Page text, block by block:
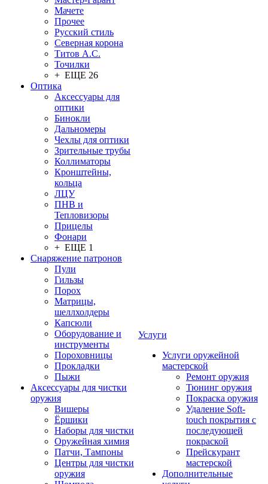
Мачете
Прочее
Русский стиль
Северная корона
Титов А.С.
Точилки
+ ЕЩЕ 26
Оптика
Аксессуары для
оптики
Бинокли
Дальномеры
Чехлы для оптики
Зрительные трубы
Коллиматоры
Кронштейны,
кольца
ЛЦУ
ПНВ и
Тепловизоры
Прицелы
Фонари
+ ЕЩЕ 1
Снаряжение патронов
Пули
Гильзы
Порох
Матрицы,
шеллхолдеры
Капсюли
Оборудование и
инструменты
Пороховницы
Прокладки
Пыжи
Аксессуары для чистки
оружия
Вишеры
Ёршики
Наборы для чистки
Оружейная химия
Патчи, Тампоны
Центры для чистки
оружия
Услуги
Услуги оружейной
мастерской
Ремонт оружия
Тюнинг оружия
Покраска оружия
Удаление Soft-
touch покрытия с
последующей
покраской
Прейскурант
мастерской
Дополнительные